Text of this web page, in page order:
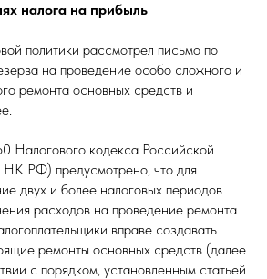
налога на прибыль
политики рассмотрел письмо по
на проведение особо сложного и
ремонта основных средств и
Налогового кодекса Российской
РФ) предусмотрено, что для
двух и более налоговых периодов
расходов на проведение ремонта
вправе создавать
ремонты основных средств (далее
с порядком, установленным статьей